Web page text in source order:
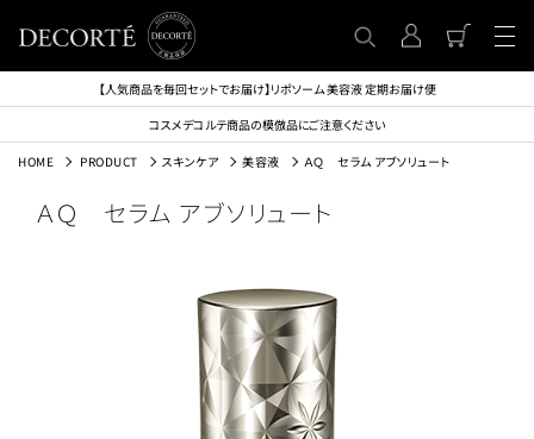
【人気商品を毎回セットでお届け】リポソーム 美容液 定期お届け便
コスメデコルテ商品の模倣品にご注意ください
HOME PRODUCT スキンケア 美容液 ＡＱ セラム アブソリュート
ＡＱ セラム アブソリュート